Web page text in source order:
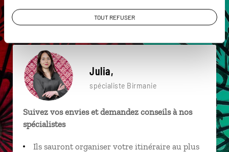
TOUT REFUSER
Grotte sacrée de Pindaya
Julia,
spécialiste Birmanie
Suivez vos envies et demandez conseils à nos
spécialistes
Ils sauront organiser votre itinéraire au plus